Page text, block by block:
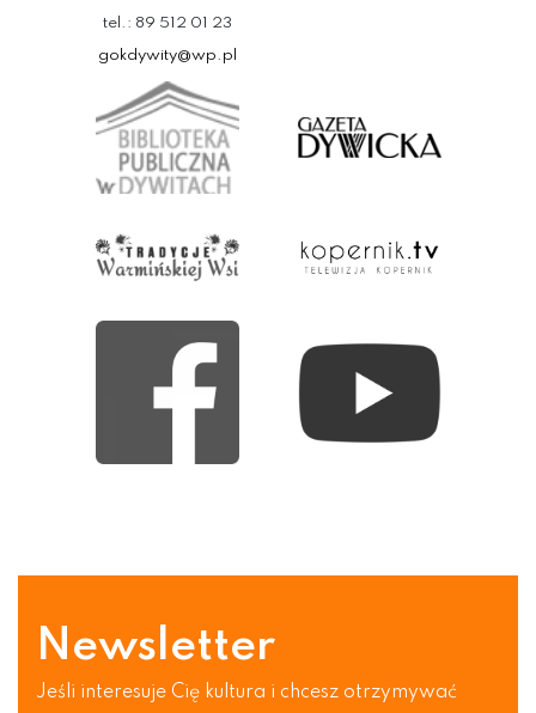
tel.: 89 512 01 23
gokdywity@wp.pl
Newsletter
Jeśli interesuje Cię kultura i chcesz otrzymywać